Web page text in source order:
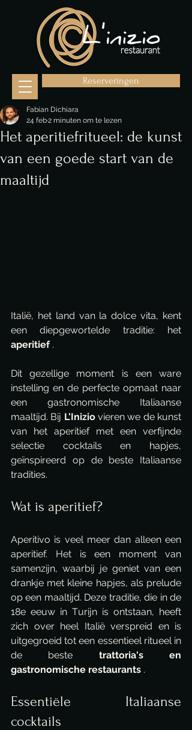
Reserveringen
Het aperitiefritueel: de kunst
van een goede start van de
maaltijd
Fabian Dichiara
24 feb2 minuten om te lezen
Italië, het land van la dolce vita, kent
aperitief .
Dit gezellige moment is een ware
instelling en de perfecte opmaat naar
een gastronomische Italiaanse
maaltijd. Bij L'Inizio vieren we de kunst
van het aperitief met een verfijnde
selectie cocktails en hapjes,
geïnspireerd op de beste Italiaanse
tradities.
Wat is aperitief?
Aperitivo is veel meer dan alleen een
aperitief. Het is een moment van
samenzijn, waarbij je geniet van een
drankje met kleine hapjes, als prelude
op een maaltijd. Deze traditie, die in de
18e eeuw in Turijn is ontstaan, heeft
zich over heel Italië verspreid en is
uitgegroeid tot een essentieel ritueel in
de beste trattoria's en
gastronomische restaurants .
Essentiële Italiaanse
cocktails